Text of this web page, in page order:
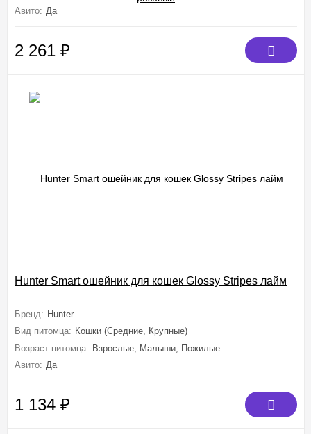
Авито: Да
2 261 ₽
Hunter Smart ошейник для кошек Glossy Stripes лайм
Бренд: Hunter
Вид питомца: Кошки (Средние, Крупные)
Возраст питомца: Взрослые, Малыши, Пожилые
Авито: Да
1 134 ₽